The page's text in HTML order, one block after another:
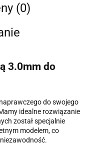
(0)
3.0mm do
do swojego
idealne rozwiązanie
został specjalnie
modelem, co